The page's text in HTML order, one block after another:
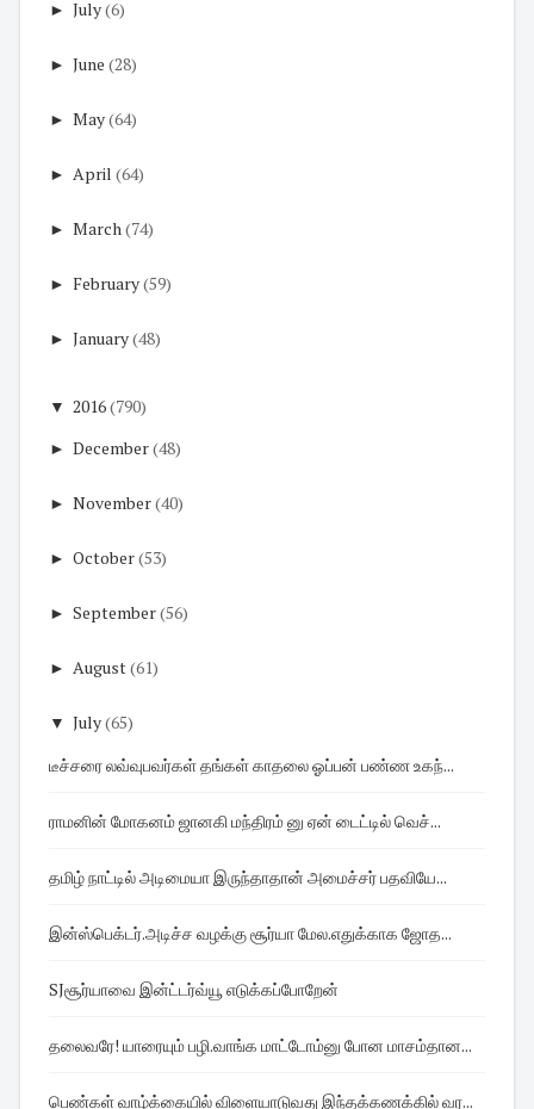
► July(6)
► June (28)
► May(64)
► April (64)
► March(74)
► February(59)
► January(48)
▼ 2016(790)
► December(48)
► November(40)
► October(53)
► September(56)
► August(61)
▼ July(65)
டீச்சரை லவ்வுபவர்கள் தங்கள் காதலை ஓப்பன் பண்ண உகந்...
ராமனின் மோகனம் ஜானகி மந்திரம் னு ஏன் டைட்டில் வெச்...
தமிழ் நாட்டில் அடிமையா இருந்தாதான் அமைச்சர் பதவியே...
இன்ஸ்பெக்டர்.அடிச்ச வழக்கு சூர்யா மேல.எதுக்காக ஜோத...
SJசூர்யாவை இன்ட்டர்வ்யூ எடுக்கப்போறேன்
தலைவரே! யாரையும் பழி.வாங்க மாட்டோம்னு போன மாசம்தான...
பெண்கள் வாழ்க்கையில் விளையாடுவது இந்தக்கணக்கில் வர...